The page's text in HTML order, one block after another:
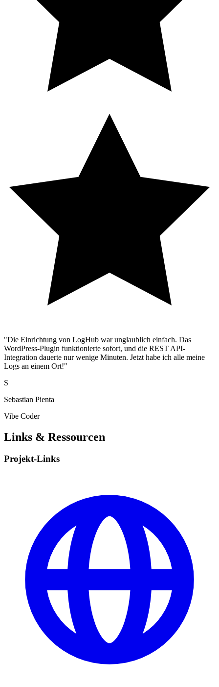
"Die Einrichtung von LogHub war unglaublich einfach. Das
WordPress-Plugin funktionierte sofort, und die REST API-
Integration dauerte nur wenige Minuten. Jetzt habe ich alle meine
Logs an einem Ort!"
S
Sebastian Pienta
Vibe Coder
Links & Ressourcen
Projekt-Links